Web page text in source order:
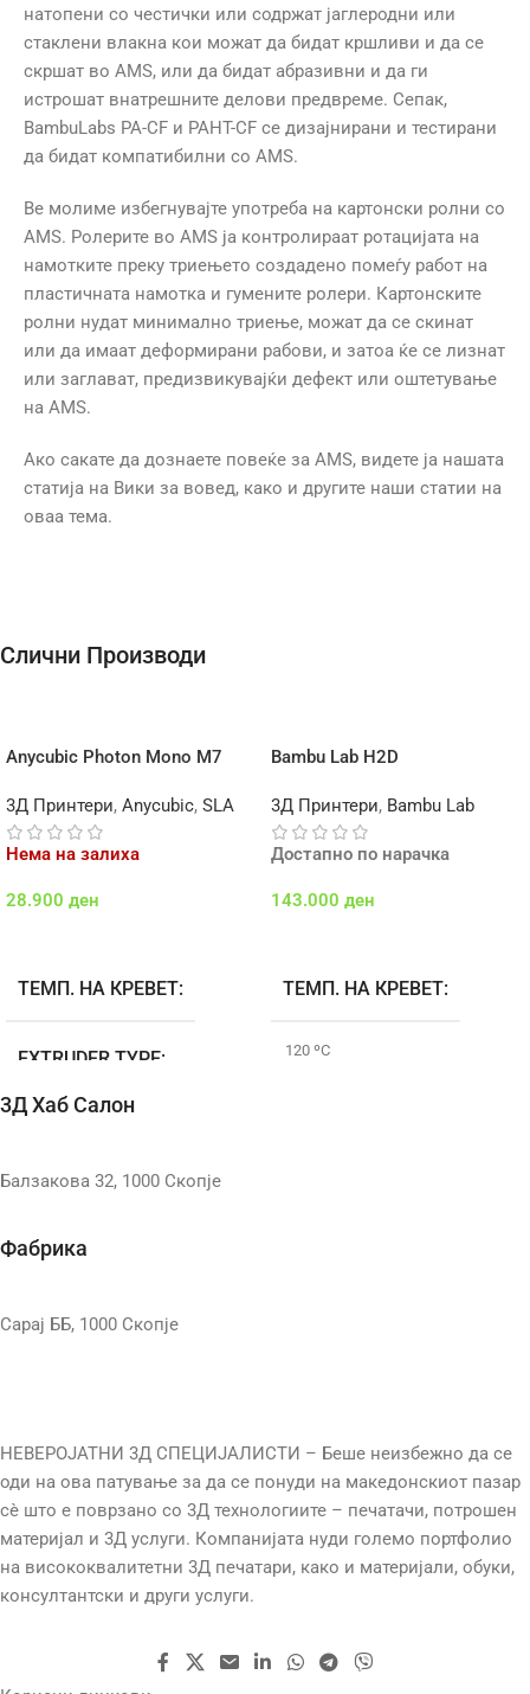
натопени со честички или содржат јаглеродни или
стаклени влакна кои можат да бидат кршливи и да се
скршат во AMS, или да бидат абразивни и да ги
истрошат внатрешните делови предвреме. Сепак,
BambuLabs PA-CF и PAHT-CF се дизајнирани и тестирани
да бидат компатибилни со AMS.
Ве молиме избегнувајте употреба на картонски ролни со
AMS. Ролерите во AMS ја контролираат ротацијата на
намотките преку триењето создадено помеѓу работ на
пластичната намотка и гумените ролери. Картонските
ролни нудат минимално триење, можат да се скинат
или да имаат деформирани рабови, и затоа ќе се лизнат
или заглават, предизвикувајќи дефект или оштетување
на AMS.
Ако сакате да дознаете повеќе за AMS, видете ја нашата
статија на Вики за вовед, како и другите наши статии на
оваа тема.
Слични Производи
Anycubic Photon Mono M7
3Д Принтери, Anycubic, SLA
Нема на залиха
28.900 ден
ТЕМП. НА КРЕВЕТ
EXTRUDER TYPE
223mm x 126mm x 230mm
КАМЕРА Не
Bambu Lab H2D
3Д Принтери, Bambu Lab
Достапно по нарачка
143.000 ден
ТЕМП. НА КРЕВЕТ
120 ºC
ЗАТВОРЕН Да
EXTRUDER TYPE
ДИЈАМЕТАР НА
МЛАЗНИЦА
3Д Хаб Салон
Балзакова 32, 1000 Скопје
Фабрика
Сарај ББ, 1000 Скопје
НЕВЕРОЈАТНИ 3Д СПЕЦИЈАЛИСТИ – Беше неизбежно да се
оди на ова патување за да се понуди на македонскиот пазар
сè што е поврзано со 3Д технологиите – печатачи, потрошен
материјал и 3Д услуги. Компанијата нуди големо портфолио
на висококвалитетни 3Д печатари, како и материјали, обуки,
консултантски и други услуги.